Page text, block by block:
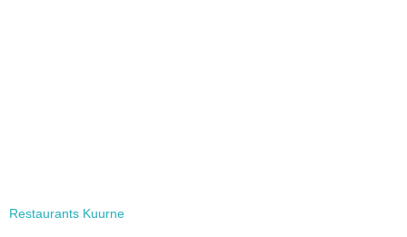
Restaurants Kuurne